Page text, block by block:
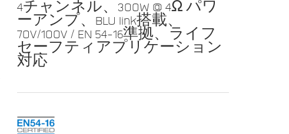
4チャンネル、300W @ 4Ω パワ
ーアンプ、BLU link搭載、
70V/100V / EN 54-16準拠、ライフ
セーフティアプリケーション
対応